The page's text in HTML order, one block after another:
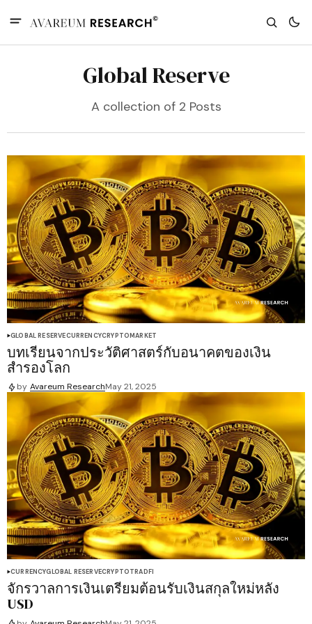
Global Reserve
A collection of 2 Posts
GLOBAL RESERVECURRENCYCRYPTOMARKET
บทเรียนจากประวัติศาสตร์กับอนาคตของเงิน
สำรองโลก
by Avareum ResearchMay 21, 2025
CURRENCYGLOBAL RESERVECRYPTOTRADFI
จักรวาลการเงินเตรียมต้อนรับเงินสกุลใหม่หลัง
USD